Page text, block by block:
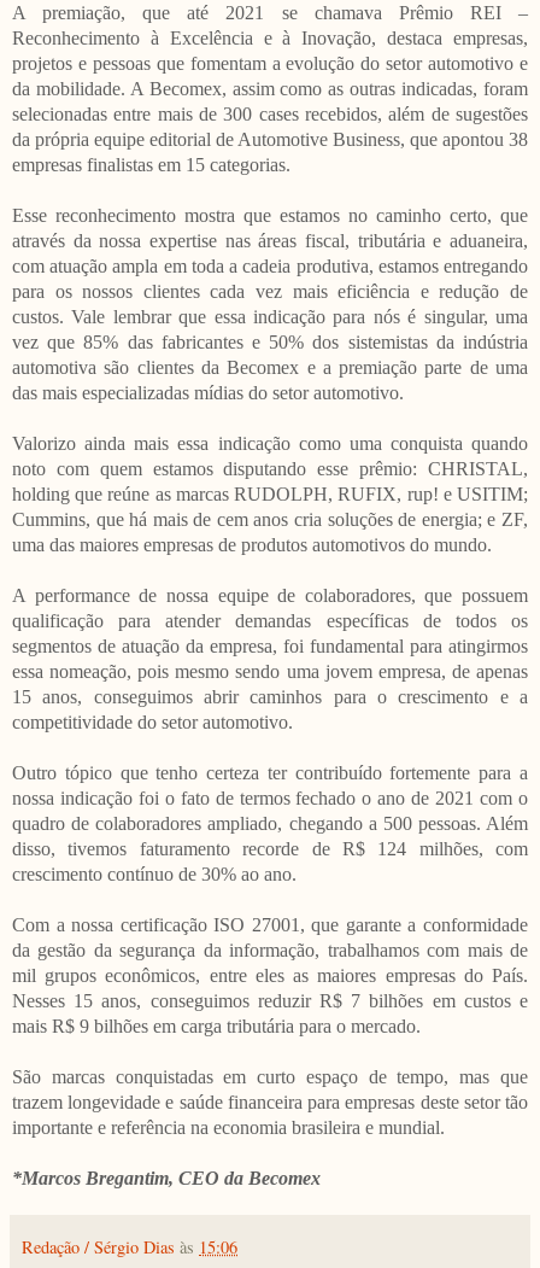
A premiação, que até 2021 se chamava Prêmio REI –
Reconhecimento à Excelência e à Inovação, destaca empresas,
projetos e pessoas que fomentam a evolução do setor automotivo e
da mobilidade. A Becomex, assim como as outras indicadas, foram
selecionadas entre mais de 300 cases recebidos, além de sugestões
da própria equipe editorial de Automotive Business, que apontou 38
empresas finalistas em 15 categorias.
Esse reconhecimento mostra que estamos no caminho certo, que
através da nossa expertise nas áreas fiscal, tributária e aduaneira,
com atuação ampla em toda a cadeia produtiva, estamos entregando
para os nossos clientes cada vez mais eficiência e redução de
custos. Vale lembrar que essa indicação para nós é singular, uma
vez que 85% das fabricantes e 50% dos sistemistas da indústria
automotiva são clientes da Becomex e a premiação parte de uma
das mais especializadas mídias do setor automotivo.
Valorizo ainda mais essa indicação como uma conquista quando
noto com quem estamos disputando esse prêmio: CHRISTAL,
holding que reúne as marcas RUDOLPH, RUFIX, rup! e USITIM;
Cummins, que há mais de cem anos cria soluções de energia; e ZF,
uma das maiores empresas de produtos automotivos do mundo.
A performance de nossa equipe de colaboradores, que possuem
qualificação para atender demandas específicas de todos os
segmentos de atuação da empresa, foi fundamental para atingirmos
essa nomeação, pois mesmo sendo uma jovem empresa, de apenas
15 anos, conseguimos abrir caminhos para o crescimento e a
competitividade do setor automotivo.
Outro tópico que tenho certeza ter contribuído fortemente para a
nossa indicação foi o fato de termos fechado o ano de 2021 com o
quadro de colaboradores ampliado, chegando a 500 pessoas. Além
disso, tivemos faturamento recorde de R$ 124 milhões, com
crescimento contínuo de 30% ao ano.
Com a nossa certificação ISO 27001, que garante a conformidade
da gestão da segurança da informação, trabalhamos com mais de
mil grupos econômicos, entre eles as maiores empresas do País.
Nesses 15 anos, conseguimos reduzir R$ 7 bilhões em custos e
mais R$ 9 bilhões em carga tributária para o mercado.
São marcas conquistadas em curto espaço de tempo, mas que
trazem longevidade e saúde financeira para empresas deste setor tão
importante e referência na economia brasileira e mundial.
*Marcos Bregantim, CEO da Becomex
Redação / Sérgio Dias às 15:06